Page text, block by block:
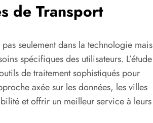
de Transport
seulement dans la technologie mais
spécifiques des utilisateurs. L’étude
de traitement sophistiqués pour
axée sur les données, les villes
et offrir un meilleur service à leurs